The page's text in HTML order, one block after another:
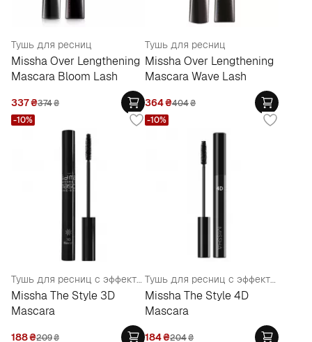
Тушь для ресниц
Missha Over Lengthening
Mascara Bloom Lash
337₴374₴
Тушь для ресниц
Missha Over Lengthening
Mascara Wave Lash
364₴404₴
Тушь для ресниц с эффектом 3D
Missha The Style 3D
Mascara
188₴209₴
-10%
Тушь для ресниц с эффектом 4D
Missha The Style 4D
Mascara
184₴204₴
-10%